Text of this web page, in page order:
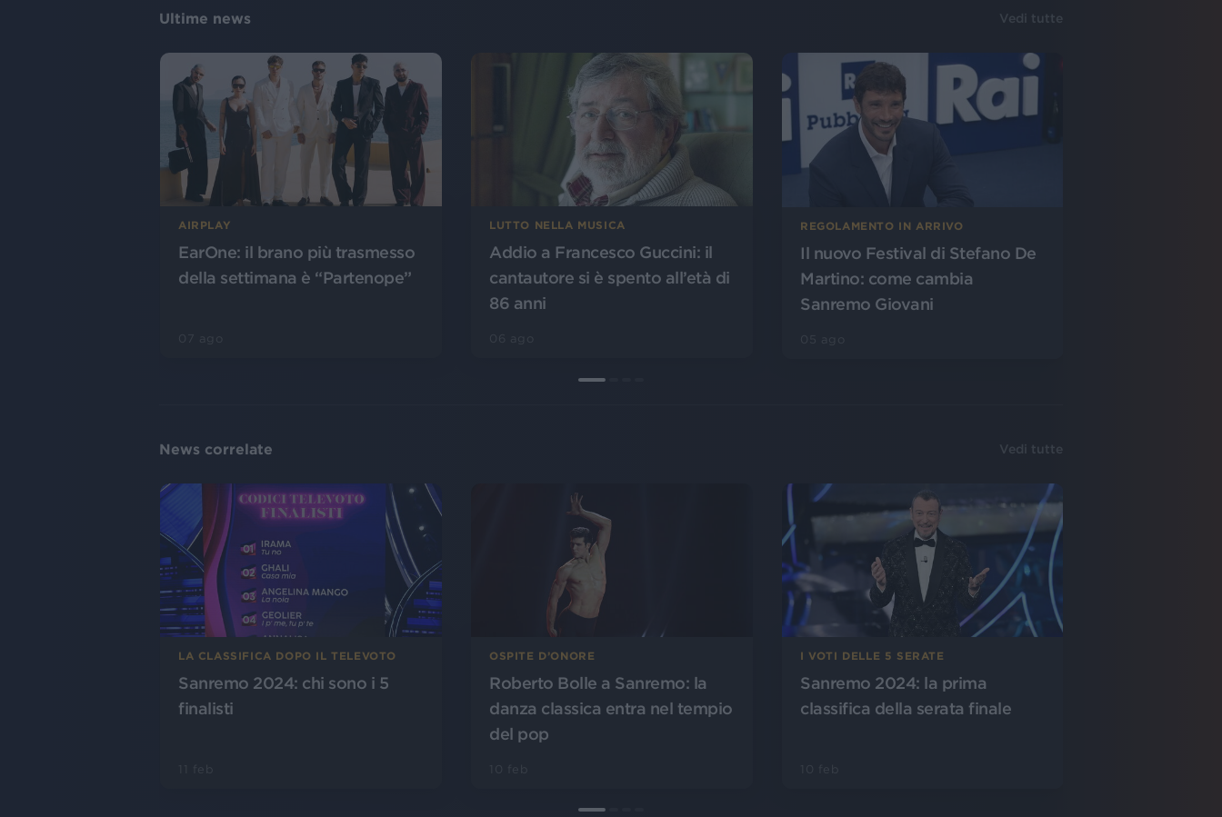
Ultime news Vedi tutte
AIRPLAY
EarOne: il brano più trasmesso
della settimana è “Partenope”
LUTTO NELLA MUSICA
Addio a Francesco Guccini: il
cantautore si è spento all’età di
86 anni
REGOLAMENTO IN ARRIVO
Il nuovo Festival di Stefano De
Martino: come cambia
Sanremo Giovani
News correlate Vedi tutte
LA CLASSIFICA DOPO IL TELEVOTO
Sanremo 2024: chi sono i 5
finalisti
OSPITE D’ONORE
Roberto Bolle a Sanremo: la
danza classica entra nel tempio
del pop
I VOTI DELLE 5 SERATE
Sanremo 2024: la prima
classifica della serata finale